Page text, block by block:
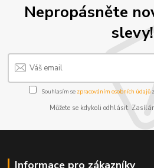
Nepropásněte
slevy!
Souhlasím se zpracováním osobních údajů
Můžete se kdykoli odhlásit.